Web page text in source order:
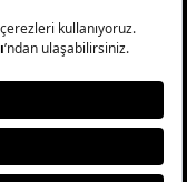
Kuşbakışı
Saklıdır.